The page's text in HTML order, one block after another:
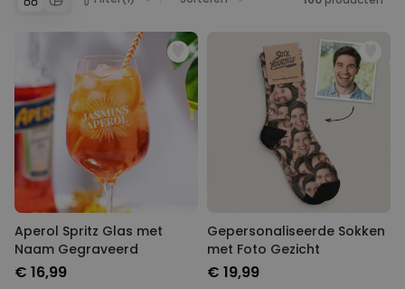
Gepersonaliseerde boxershort
met gezicht en tekst
Meer dan
11.600keer
gekocht
29,99 €
Personaliseerbaar
Gepersonaliseerde boxershort
met rits ontwerp
Meer dan
700
keer
gekocht
29,99 €
Polaroid-look
Gepersonaliseerde
Geurhanger set van 2
organiseert!
You can thank us later ;-).
Aperol Spritz Glas met
Naam Gegraveerd
€ 16,99
Gepersonaliseerde Sokken
met Foto Gezicht
€ 19,99